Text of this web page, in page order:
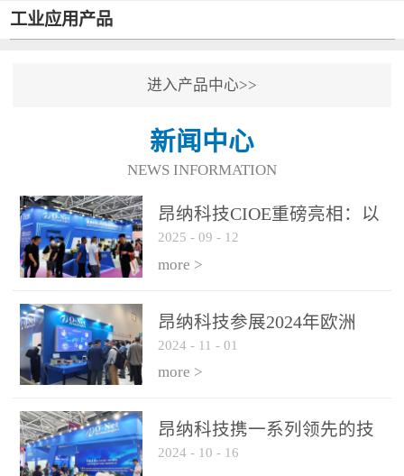
工业应用产品
进入产品中心>>
新闻中心
NEWS INFORMATION
昂纳科技CIOE重磅亮相：以
光通信创新引擎，驱动AI与
算力互联新时代
2025 - 09 - 12
more >
昂纳科技参展2024年欧洲
ECOC展会
2024 - 11 - 01
more >
昂纳科技携一系列领先的技
术平台和优秀产品参展2024
2024 - 10 - 16